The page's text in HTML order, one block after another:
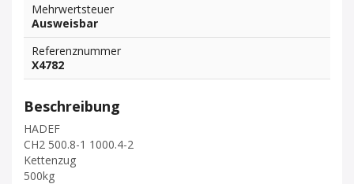
Mehrwertsteuer
Ausweisbar
Referenznummer
X4782
Beschreibung
HADEF
CH2 500.8-1 1000.4-2
Kettenzug
500kg